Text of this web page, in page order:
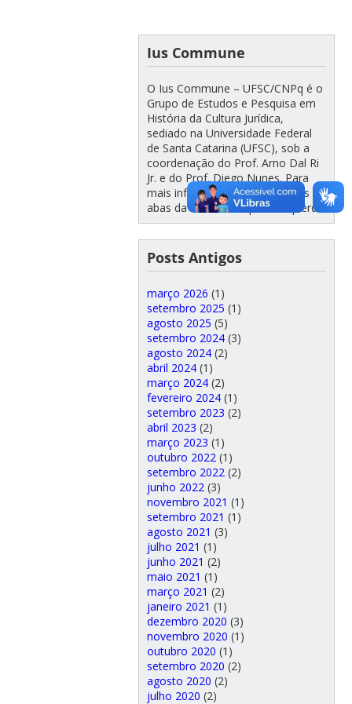
Ius Commune
O Ius Commune – UFSC/CNPq é o
Grupo de Estudos e Pesquisa em
História da Cultura Jurídica,
sediado na Universidade Federal
de Santa Catarina (UFSC), sob a
coordenação do Prof. Arno Dal Ri
Jr. e do Prof. Diego Nunes. Para
mais informações, navegue nas
abas da Barra Principal à esquerda!
Posts Antigos
março 2026 (1)
setembro 2025 (1)
agosto 2025 (5)
setembro 2024(3)
agosto 2024(2)
abril 2024(1)
março 2024(2)
fevereiro 2024(1)
setembro 2023 (2)
abril 2023 (2)
março 2023 (1)
outubro 2022 (1)
setembro 2022 (2)
junho 2022 (3)
novembro 2021 (1)
setembro 2021 (1)
agosto 2021 (3)
julho 2021 (1)
junho 2021 (2)
maio 2021 (1)
março 2021 (2)
janeiro 2021 (1)
dezembro 2020 (3)
novembro 2020 (1)
outubro 2020 (1)
setembro 2020 (2)
agosto 2020 (2)
julho 2020 (2)